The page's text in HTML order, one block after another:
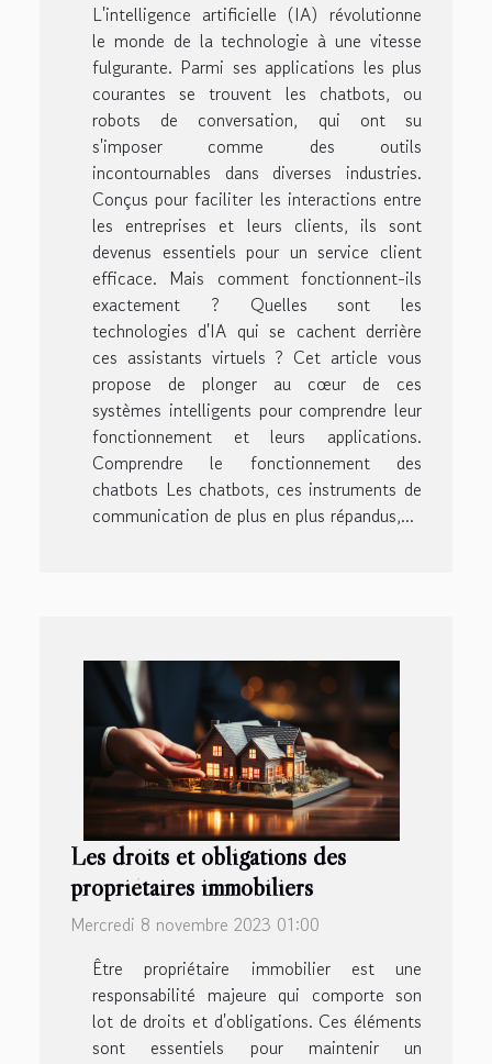
L'intelligence artificielle (IA) révolutionne
le monde de la technologie à une vitesse
fulgurante. Parmi ses applications les plus
courantes se trouvent les chatbots, ou
robots de conversation, qui ont su
s'imposer comme des outils
incontournables dans diverses industries.
Conçus pour faciliter les interactions entre
les entreprises et leurs clients, ils sont
devenus essentiels pour un service client
efficace. Mais comment fonctionnent-ils
exactement ? Quelles sont les
technologies d'IA qui se cachent derrière
ces assistants virtuels ? Cet article vous
propose de plonger au cœur de ces
systèmes intelligents pour comprendre leur
fonctionnement et leurs applications.
Comprendre le fonctionnement des
chatbots Les chatbots, ces instruments de
communication de plus en plus répandus,...
Les droits et obligations des
propriétaires immobiliers
Mercredi 8 novembre 2023 01:00
Être propriétaire immobilier est une
responsabilité majeure qui comporte son
lot de droits et d'obligations. Ces éléments
sont essentiels pour maintenir un